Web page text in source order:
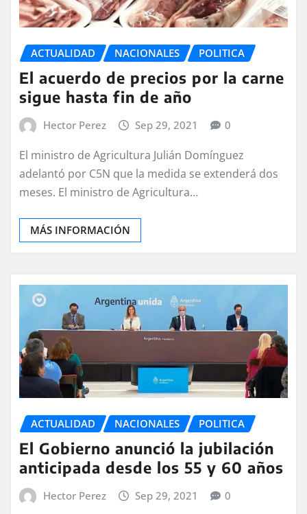
ACTUALIDAD NACIONALES POLITICA
El acuerdo de precios por la carne
sigue hasta fin de año
Hector Perez Sep 29, 2021 0
El ministro de Agricultura Julián Domínguez
adelantó por C5N que la medida se extenderá dos
meses. El ministro de Agricultura…
MÁS INFORMACIÓN
ACTUALIDAD NACIONALES POLITICA
El Gobierno anunció la jubilación
anticipada desde los 55 y 60 años
Hector Perez Sep 29, 2021 0